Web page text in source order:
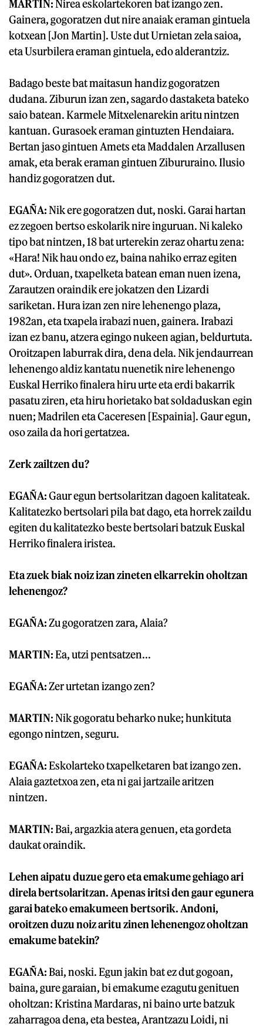
MARTIN:Nirea eskolartekoren bat izango zen.
Gainera, gogoratzen dut nire anaiak eraman gintuela
kotxean [Jon Martin]. Uste dut Urnietan zela saioa,
eta Usurbilera eraman gintuela, edo alderantziz.
Badago beste bat maitasun handiz gogoratzen
dudana. Ziburun izan zen, sagardo dastaketa bateko
saio batean. Karmele Mitxelenarekin aritu nintzen
kantuan. Gurasoek eraman gintuzten Hendaiara.
Bertan jaso gintuen Amets eta Maddalen Arzallusen
amak, eta berak eraman gintuen Zibururaino. Ilusio
handiz gogoratzen dut.
EGAÑA:Nik ere gogoratzen dut, noski. Garai hartan
ez zegoen bertso eskolarik nire inguruan. Ni kaleko
tipo bat nintzen, 18 bat urterekin zeraz ohartu zena:
«Hara! Nik hau ondo ez, baina nahiko erraz egiten
dut». Orduan, txapelketa batean eman nuen izena,
Zarautzen oraindik ere jokatzen den Lizardi
sariketan. Hura izan zen nire lehenengo plaza,
1982an, eta txapela irabazi nuen, gainera. Irabazi
izan ez banu, atzera egingo nukeen agian, beldurtuta.
Oroitzapen laburrak dira, dena dela. Nik jendaurrean
lehenengo aldiz kantatu nuenetik nire lehenengo
Euskal Herriko finalera hiru urte eta erdi bakarrik
pasatu ziren, eta hiru horietako bat soldaduskan egin
nuen; Madrilen eta Caceresen [Espainia]. Gaur egun,
oso zaila da hori gertatzea.
Zerk zailtzen du?
EGAÑA:Gaur egun bertsolaritzan dagoen kalitateak.
Kalitatezko bertsolari pila bat dago, eta horrek zaildu
egiten du kalitatezko beste bertsolari batzuk Euskal
Herriko finalera iristea.
Eta zuek biak noiz izan zineten elkarrekin oholtzan
lehenengoz?
EGAÑA:Zu gogoratzen zara, Alaia?
MARTIN:Ea, utzi pentsatzen...
EGAÑA:Zer urtetan izango zen?
MARTIN:Nik gogoratu beharko nuke; hunkituta
egongo nintzen, seguru.
EGAÑA:Eskolarteko txapelketaren bat izango zen.
Alaia gaztetxoa zen, eta ni gai jartzaile aritzen
nintzen.
MARTIN:Bai, argazkia atera genuen, eta gordeta
daukat oraindik.
Lehen aipatu duzue gero eta emakume gehiago ari
direla bertsolaritzan. Apenas iritsi den gaur egunera
garai bateko emakumeen bertsorik. Andoni,
oroitzen duzu noiz aritu zinen lehenengoz oholtzan
emakume batekin?
EGAÑA:Bai, noski. Egun jakin bat ez dut gogoan,
baina, gure garaian, bi emakume ezagutu genituen
oholtzan: Kristina Mardaras, ni baino urte batzuk
zaharragoa dena, eta bestea, Arantzazu Loidi, ni